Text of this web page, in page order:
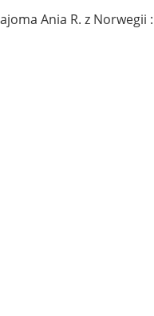
Ania R. z Norwegii